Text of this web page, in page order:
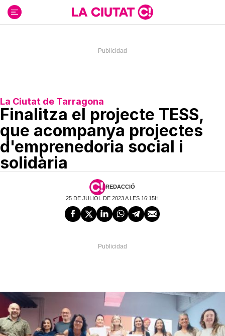
contenido
La Ciutat de Tarragona
Finalitza el projecte TESS,
que acompanya projectes
d'emprenedoria social i
solidària
REDACCIÓ
25 DE JULIOL DE 2023 A LES 16:15H